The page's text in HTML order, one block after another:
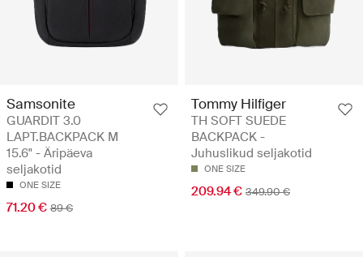
Samsonite
GUARDIT 3.0
LAPT.BACKPACK M
15.6" - Äripäeva
seljakotid
ONE SIZE
71.20 € 89 €
Tommy Hilfiger
TH SOFT SUEDE
BACKPACK -
Juhuslikud seljakotid
ONE SIZE
209.94 € 349.90 €